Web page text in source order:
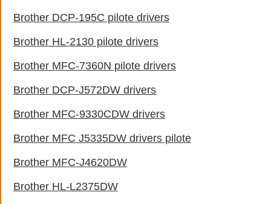
Brother DCP-195C pilote drivers
Brother HL-2130 pilote drivers
Brother MFC-7360N pilote drivers
Brother DCP-J572DW drivers
Brother MFC-9330CDW drivers
Brother MFC J5335DW drivers pilote
Brother MFC-J4620DW
Brother HL-L2375DW